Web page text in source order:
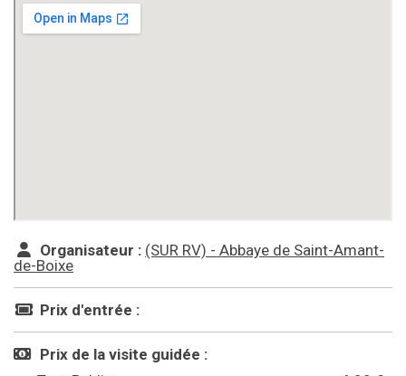
Organisateur : (SUR RV) - Abbaye de Saint-Amant-
de-Boixe
Prix d'entrée :
Prix de la visite guidée :